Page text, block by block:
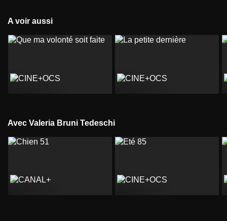
A voir aussi
Avec Valeria Bruni Tedeschi